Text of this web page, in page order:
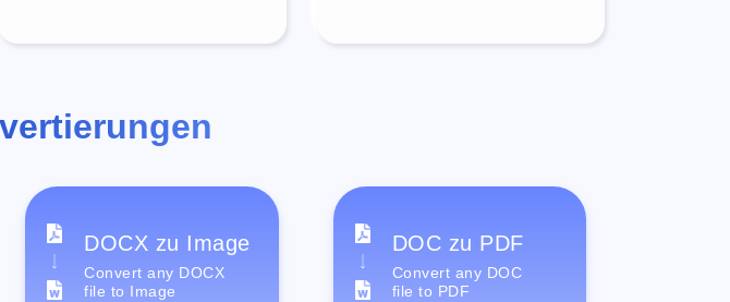
DOCX zu Image
Convert any DOCX
file to Image
DOC zu PDF
Convert any DOC
file to PDF